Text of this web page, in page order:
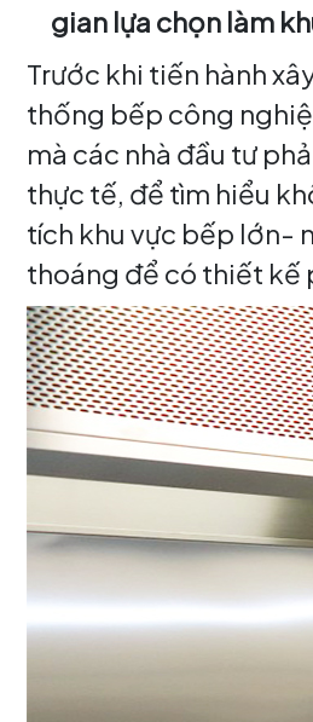
gian lựa chọn làm
Trước khi tiến hành
thống bếp công
mà các nhà đầu tư
thực tế, để tìm hiểu
tích khu vực bếp lớn-
thoáng để có thiết kế